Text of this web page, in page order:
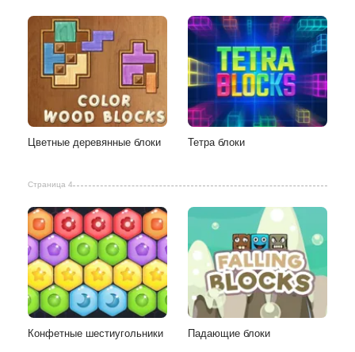
Цветные деревянные блоки Тетра блоки
Страница 4
Конфетные шестиугольники Падающие блоки